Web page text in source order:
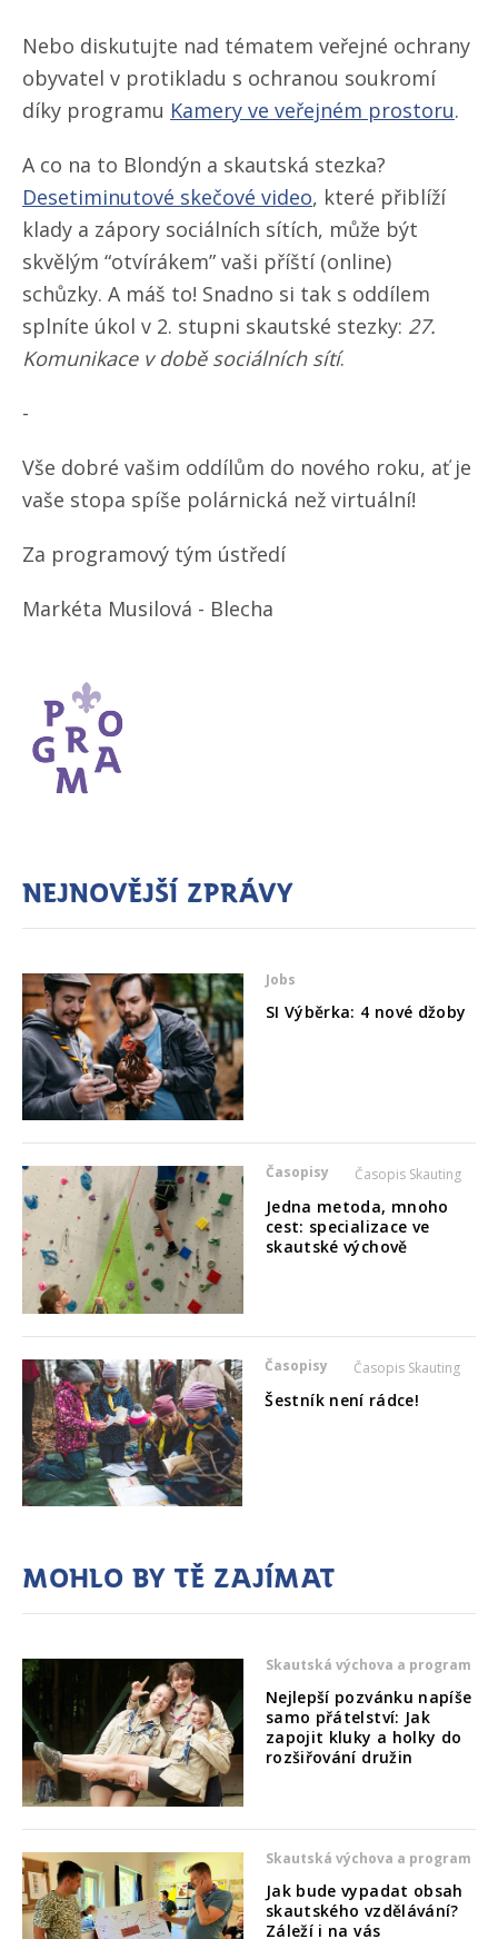
Nebo diskutujte nad tématem veřejné ochrany
obyvatel v protikladu s ochranou soukromí
díky programu Kamery ve veřejném prostoru.
A co na to Blondýn a skautská stezka?
Desetiminutové skečové video, které přiblíží
klady a zápory sociálních sítích, může být
skvělým “otvírákem” vaši příští (online)
schůzky. A máš to! Snadno si tak s oddílem
splníte úkol v 2. stupni skautské stezky: 27.
Komunikace v době sociálních sítí.
-
Vše dobré vašim oddílům do nového roku, ať je
vaše stopa spíše polárnická než virtuální!
Za programový tým ústředí
Markéta Musilová - Blecha
Nejnovější zprávy
Jobs
SI Výběrka: 4 nové džoby
Časopisy Časopis Skauting
Jedna metoda, mnoho
cest: specializace ve
skautské výchově
Časopisy Časopis Skauting
Šestník není rádce!
Mohlo by tě zajímat
Skautská výchova a program
Nejlepší pozvánku napíše
samo přátelství: Jak
zapojit kluky a holky do
rozšiřování družin
Skautská výchova a program
Jak bude vypadat obsah
skautského vzdělávání?
Záleží i na vás